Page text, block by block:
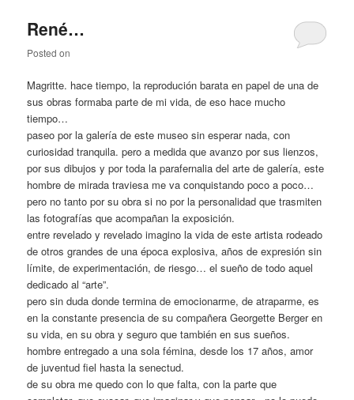
René…
Posted on
Magritte. hace tiempo, la reprodución barata en papel de una de
sus obras formaba parte de mi vida, de eso hace mucho
tiempo…
paseo por la galería de este museo sin esperar nada, con
curiosidad tranquila. pero a medida que avanzo por sus lienzos,
por sus dibujos y por toda la parafernalia del arte de galería, este
hombre de mirada traviesa me va conquistando poco a poco…
pero no tanto por su obra si no por la personalidad que trasmiten
las fotografías que acompañan la exposición.
entre revelado y revelado imagino la vida de este artista rodeado
de otros grandes de una época explosiva, años de expresión sin
límite, de experimentación, de riesgo… el sueño de todo aquel
dedicado al “arte”.
pero sin duda donde termina de emocionarme, de atraparme, es
en la constante presencia de su compañera Georgette Berger en
su vida, en su obra y seguro que también en sus sueños.
hombre entregado a una sola fémina, desde los 17 años, amor
de juventud fiel hasta la senectud.
de su obra me quedo con lo que falta, con la parte que